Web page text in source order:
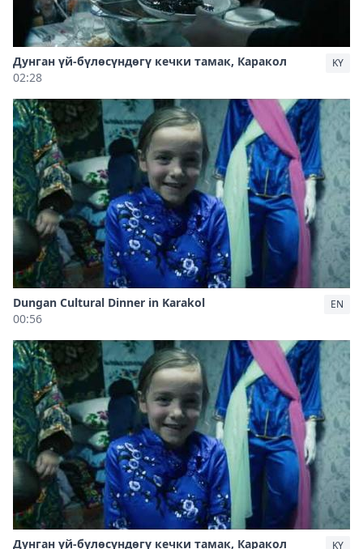
Дунган үй-бүлөсүндөгү кечки тамак, Каракол
02:28
KY
Dungan Cultural Dinner in Karakol
00:56
EN
Дунган үй-бүлөсүндөгү кечки тамак, Каракол KY